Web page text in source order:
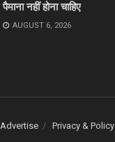
पैमाना नहीं होना चाहिए
AUGUST 6, 2026
Advertise Privacy & Policy